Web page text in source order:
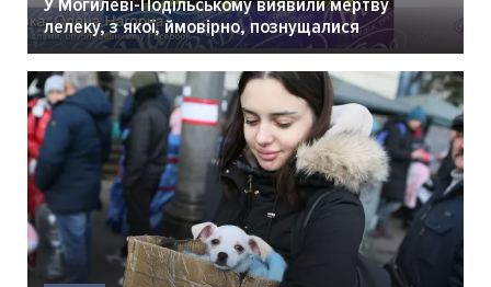
лелеку, з якої, ймовірно, познущалися